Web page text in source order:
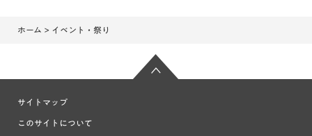
ホーム > イベント・祭り
サイトマップ
このサイトについて